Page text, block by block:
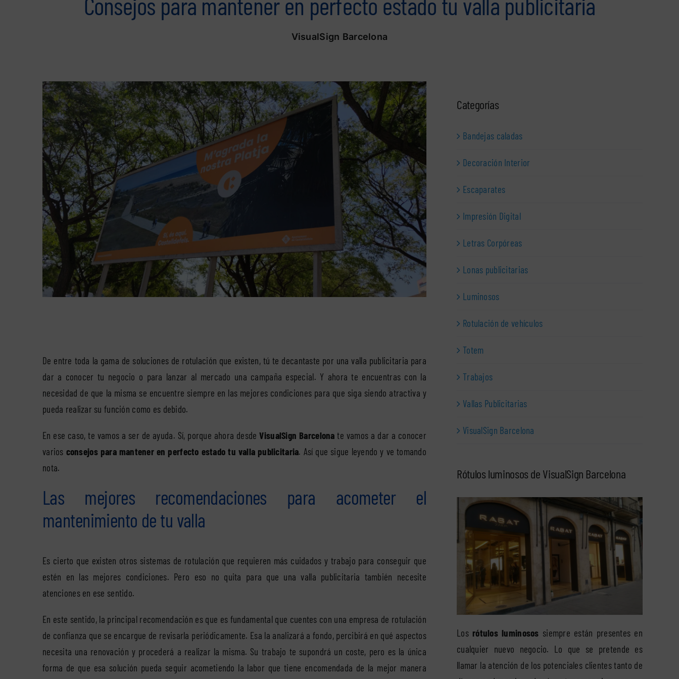
VisualSign Barcelona
De entre toda la gama de soluciones de rotulación que existen, tú te decantaste por una valla publicitaria para
dar a conocer tu negocio o para lanzar al mercado una campaña especial. Y ahora te encuentras con la
necesidad de que la misma se encuentre siempre en las mejores condiciones para que siga siendo atractiva y
pueda realizar su función como es debido.
En ese caso, te vamos a ser de ayuda. Sí, porque ahora desdeVisualSign Barcelona te vamos a dar a conocer
varios consejos para mantener en perfecto estado tu valla publicitaria. Así que sigue leyendo y ve tomando
nota.
Las mejores recomendaciones para acometer el
mantenimiento de tu valla
Es cierto que existen otros sistemas de rotulación que requieren más cuidados y trabajo para conseguir que
estén en las mejores condiciones. Pero eso no quita para que una valla publicitaria también necesite
atenciones en ese sentido.
En este sentido, la principal recomendación es que es fundamental que cuentes con una empresa de rotulación
de confianza que se encargue de revisarla periódicamente. Esa la analizará a fondo, percibirá en qué aspectos
necesita una renovación y procederá a realizar la misma. Su trabajo te supondrá un coste, pero es la única
forma de que esa solución pueda seguir acometiendo la labor que tiene encomendada de la mejor manera
Categorías
Bandejas caladas
Decoración Interior
Escaparates
Impresión Digital
Letras Corpóreas
Lonas publicitarias
Luminosos
Rotulación de vehículos
Totem
Trabajos
Vallas Publicitarias
VisualSign Barcelona
Rótulos luminosos de VisualSign Barcelona
Los rótulos luminosos siempre están presentes en
cualquier nuevo negocio. Lo que se pretende es
llamar la atención de los potenciales clientes tanto de